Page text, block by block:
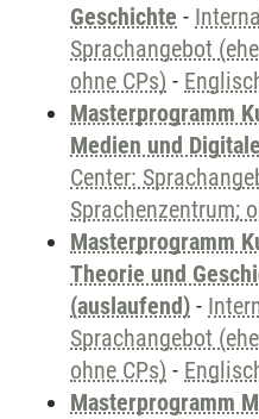
Geschichte -
Sprachangebot
ohne CPs) -
Masterprogramm
Medien und
Center:
Sprachenzentrum;
Masterprogramm
Theorie und
(auslaufend) -
Sprachangebot
ohne CPs) -
Masterprogramm